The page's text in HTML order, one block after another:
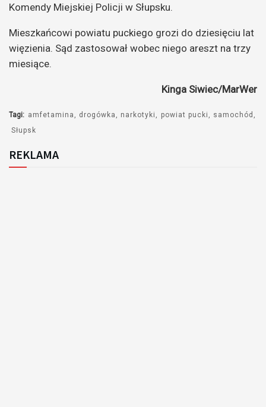
Komendy Miejskiej Policji w Słupsku.
Mieszkańcowi powiatu puckiego grozi do dziesięciu lat
więzienia. Sąd zastosował wobec niego areszt na trzy
miesiące.
Kinga Siwiec/MarWer
Tagi: amfetamina drogówka narkotyki powiat pucki
samochód
Słupsk
REKLAMA